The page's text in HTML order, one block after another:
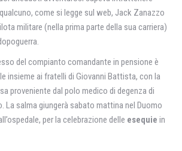
come si legge sul web, Jack Zanazzo
militare (nella prima parte della sua carriera)
del compianto comandante in pensione è
insieme ai fratelli di Giovanni Battista, con la
proveniente dal polo medico di degenza di
La salma giungerà sabato mattina nel Duomo
per la celebrazione delle esequie in